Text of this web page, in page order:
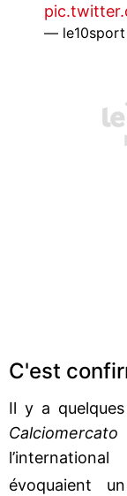
— le10sport
C'est
Il y a
Calciomercato
évoquaient